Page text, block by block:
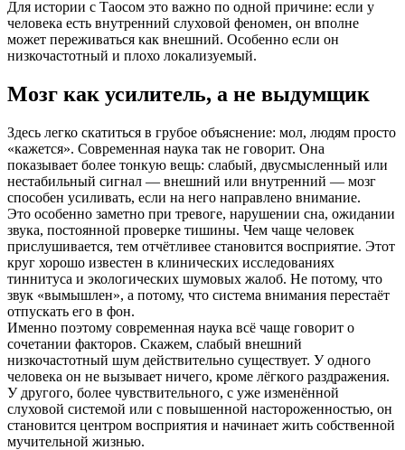
Для истории с Таосом это важно по одной причине: если у
человека есть внутренний слуховой феномен, он вполне
может переживаться как внешний. Особенно если он
низкочастотный и плохо локализуемый.
Мозг как усилитель, а не выдумщик
Здесь легко скатиться в грубое объяснение: мол, людям просто
«кажется». Современная наука так не говорит. Она
показывает более тонкую вещь: слабый, двусмысленный или
нестабильный сигнал — внешний или внутренний — мозг
способен усиливать, если на него направлено внимание.
Это особенно заметно при тревоге, нарушении сна, ожидании
звука, постоянной проверке тишины. Чем чаще человек
прислушивается, тем отчётливее становится восприятие. Этот
круг хорошо известен в клинических исследованиях
тиннитуса и экологических шумовых жалоб. Не потому, что
звук «вымышлен», а потому, что система внимания перестаёт
отпускать его в фон.
Именно поэтому современная наука всё чаще говорит о
сочетании факторов. Скажем, слабый внешний
низкочастотный шум действительно существует. У одного
человека он не вызывает ничего, кроме лёгкого раздражения.
У другого, более чувствительного, с уже изменённой
слуховой системой или с повышенной настороженностью, он
становится центром восприятия и начинает жить собственной
мучительной жизнью.